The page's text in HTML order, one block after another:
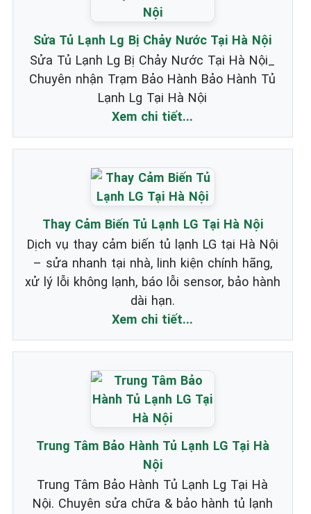
Sửa Tủ Lạnh Lg Bị Chảy Nước Tại Hà Nội
Sửa Tủ Lạnh Lg Bị Chảy Nước Tại Hà Nội_
Chuyên nhận Trạm Bảo Hành Bảo Hành Tủ
Lạnh Lg Tại Hà Nội
Xem chi tiết...
Thay Cảm Biến Tủ Lạnh LG Tại Hà Nội
Dịch vụ thay cảm biến tủ lạnh LG tại Hà Nội
– sửa nhanh tại nhà, linh kiện chính hãng,
xử lý lỗi không lạnh, báo lỗi sensor, bảo hành
dài hạn.
Xem chi tiết...
Trung Tâm Bảo Hành Tủ Lạnh LG Tại Hà
Nội
Trung Tâm Bảo Hành Tủ Lạnh Lg Tại Hà
Nội. Chuyên sửa chữa & bảo hành tủ lạnh